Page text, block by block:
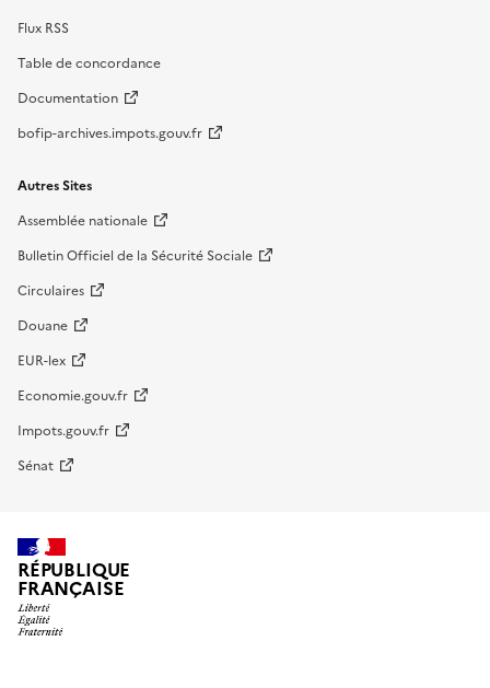
Flux RSS
Table de concordance
Documentation
bofip-archives.impots.gouv.fr
Autres Sites
Assemblée nationale
Bulletin Officiel de la Sécurité Sociale
Circulaires
Douane
EUR-lex
Economie.gouv.fr
Impots.gouv.fr
Sénat
RÉPUBLIQUE
FRANÇAISE